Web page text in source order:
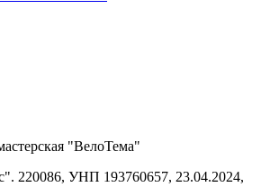
"ВелоТема"
. 220086, УНП 193760657, 23.04.2024,